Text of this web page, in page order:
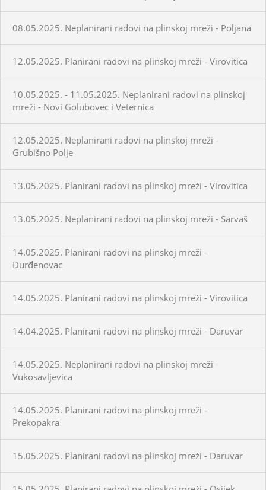
08.05.2025. Neplanirani radovi na plinskoj mreži - Poljana
12.05.2025. Planirani radovi na plinskoj mreži - Virovitica
10.05.2025. - 11.05.2025. Neplanirani radovi na plinskoj
mreži - Novi Golubovec i Veternica
12.05.2025. Neplanirani radovi na plinskoj mreži -
Grubišno Polje
13.05.2025. Planirani radovi na plinskoj mreži - Virovitica
13.05.2025. Neplanirani radovi na plinskoj mreži - Sarvaš
14.05.2025. Planirani radovi na plinskoj mreži -
Đurđenovac
14.05.2025. Planirani radovi na plinskoj mreži - Virovitica
14.04.2025. Planirani radovi na plinskoj mreži - Daruvar
14.05.2025. Neplanirani radovi na plinskoj mreži -
Vukosavljevica
14.05.2025. Planirani radovi na plinskoj mreži -
Prekopakra
15.05.2025. Planirani radovi na plinskoj mreži - Daruvar